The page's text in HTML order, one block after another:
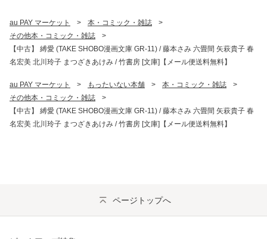
au PAY マーケット > 本・コミック・雑誌
>
その他本・コミック・雑誌
>
【中古】 縛愛 (TAKE SHOBO漫画文庫 GR-11) / 藤本さみ 六畳間 矢萩貴子 春
名宏美 北川玲子 まつざきあけみ / 竹書房 [文庫]【メール便送料無料】
au PAY マーケット > もったいない本舗 > 本・コミック・雑誌
>
その他本・コミック・雑誌
>
【中古】 縛愛 (TAKE SHOBO漫画文庫 GR-11) / 藤本さみ 六畳間 矢萩貴子 春
名宏美 北川玲子 まつざきあけみ / 竹書房 [文庫]【メール便送料無料】
ページトップへ